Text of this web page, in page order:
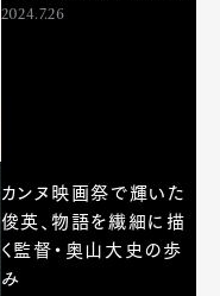
2024.7.26
カンヌ映画祭で輝いた
俊英、物語を繊細に描
く監督・奥山大史の歩
み